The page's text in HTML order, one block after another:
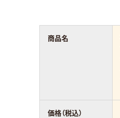
商品名
価格（税込）